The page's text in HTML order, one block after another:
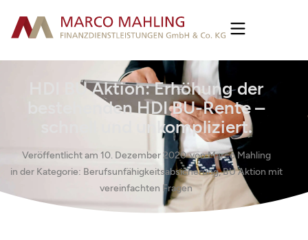
HDI BU Aktion: Erhöhung der
bestehenden HDI BU-Rente –
schnell und unkompliziert.
Veröffentlicht am 10. Dezember 2020 vonMarco Mahling
in der Kategorie: Berufsunfähigkeitsabsicherung,BU Aktion mit
vereinfachten Fragen